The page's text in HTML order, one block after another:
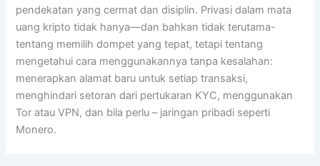
pendekatan yang cermat dan disiplin. Privasi dalam mata
uang kripto tidak hanya—dan bahkan tidak terutama-
tentang memilih dompet yang tepat, tetapi tentang
mengetahui cara menggunakannya tanpa kesalahan:
menerapkan alamat baru untuk setiap transaksi,
menghindari setoran dari pertukaran KYC, menggunakan
Tor atau VPN, dan bila perlu – jaringan pribadi seperti
Monero.